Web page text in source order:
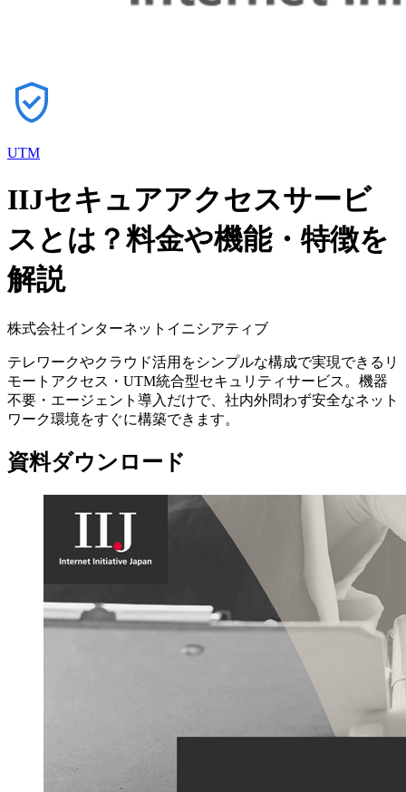
UTM
IIJセキュアアクセスサービ
スとは？料金や機能・特徴を
解説
株式会社インターネットイニシアティブ
テレワークやクラウド活用をシンプルな構成で実現できるリ
モートアクセス・UTM統合型セキュリティサービス。機器
不要・エージェント導入だけで、社内外問わず安全なネット
ワーク環境をすぐに構築できます。
資料ダウンロード